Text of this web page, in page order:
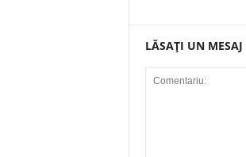
LĂSAȚI UN MESAJ